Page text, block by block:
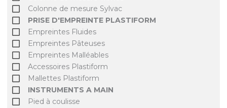
Colonne de mesure Sylvac
PRISE D'EMPREINTE PLASTIFORM
Empreintes Fluides
Empreintes Pâteuses
Empreintes Malléables
Accessoires Plastiform
Mallettes Plastiform
INSTRUMENTS A MAIN
Pied à coulisse